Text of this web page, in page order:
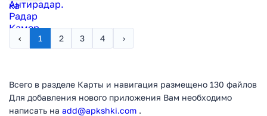
‹ 1 2 3 4 ›
Всего в разделе Карты и навигация размещено 130 файлов
Для добавления нового приложения Вам необходимо
написать на add@apkshki.com .